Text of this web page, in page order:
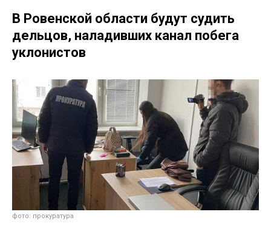
В Ровенской области будут судить
дельцов, наладивших канал побега
уклонистов
фото: прокуратура